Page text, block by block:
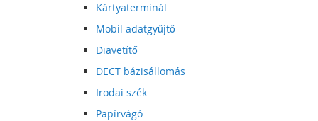
Kártyaterminál
Mobil adatgyűjtő
Diavetítő
DECT bázisállomás
Irodai szék
Papírvágó